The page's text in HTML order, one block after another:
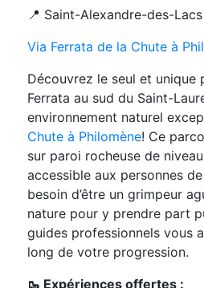
📍 Saint-Alexandre-des-Lacs
Via Ferrata de la Chute à
Découvrez le seul et unique
Ferrata au sud du Saint-
environnement naturel
Chute à Philomène! Ce
sur paroi rocheuse de
accessible aux personnes
besoin d’être un grimpeur
nature pour y prendre part
guides professionnels vous
long de votre progression.
🥾 Expériences offertes :